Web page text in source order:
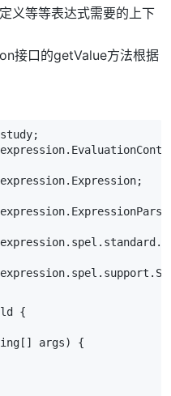
义等等表达式需要的上下
接口的getValue方法根据
;
expression.
expression. Expression;
expression.
expression. spel . standard .
expression. spel . support .
{
[] args) {